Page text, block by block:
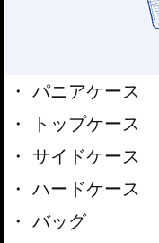
込んできてもその形状を維持
安全性に関してはパイプ内部
せた2重構造を採用。肉厚スチ
パニアケース
トップケース
サイドケース
ハードケース
バッグ